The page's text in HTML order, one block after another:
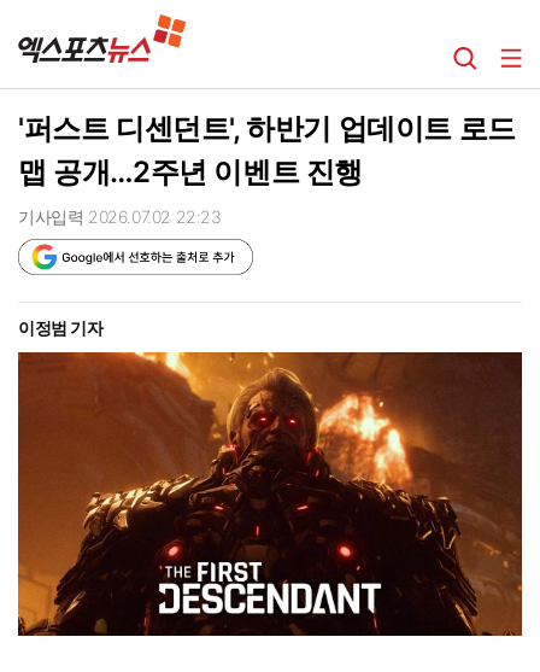
'퍼스트 디센던트', 하반기 업데이트 로드
맵 공개…2주년 이벤트 진행
기사입력 2026.07.02 22:23
이정범 기자